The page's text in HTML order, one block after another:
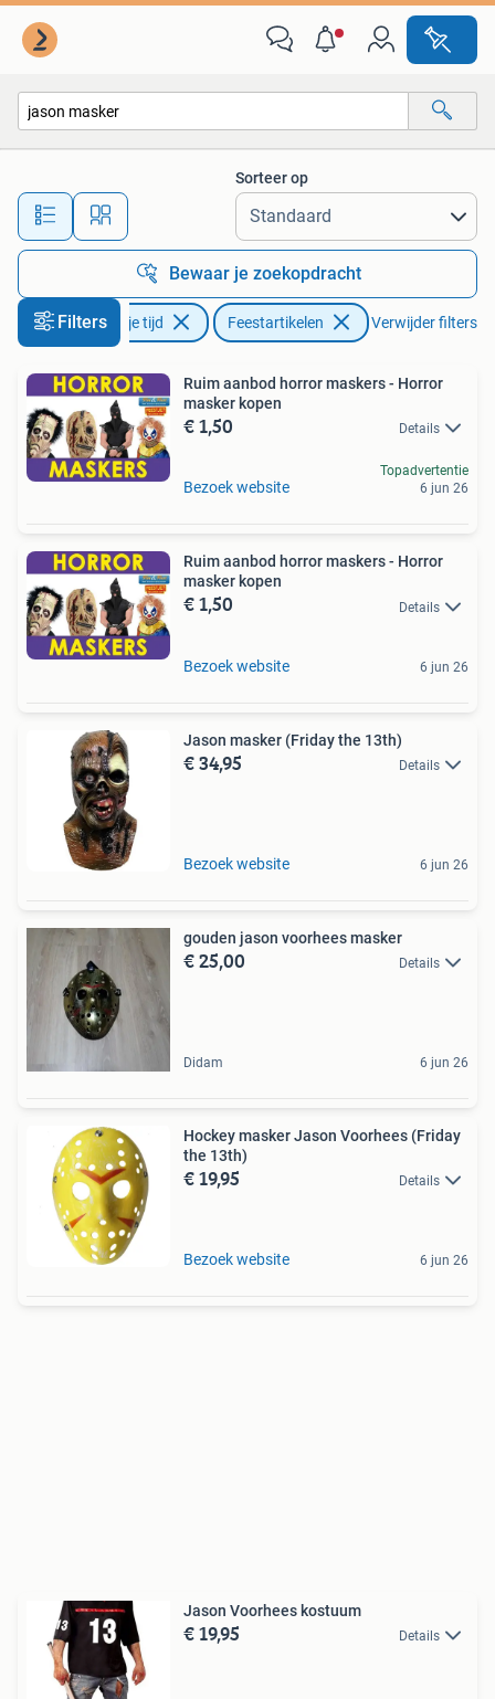
Alle afstanden…
Sorteer op
Bewaar je zoekopdracht
Filters
Hobby en Vrije tijd Feestartikelen Verwijder filters
Ruim aanbod horror maskers - Horror
masker kopen
€ 1,50 Details
Bezoek website
Topadvertentie
6 jun 26
Ruim aanbod horror maskers - Horror
masker kopen
€ 1,50 Details
Bezoek website 6 jun 26
Jason masker (Friday the 13th)
€ 34,95 Details
Bezoek website 6 jun 26
gouden jason voorhees masker
€ 25,00 Details
Didam 6 jun 26
Hockey masker Jason Voorhees (Friday
the 13th)
€ 19,95 Details
Bezoek website 6 jun 26
Jason Voorhees kostuum
€ 19,95 Details